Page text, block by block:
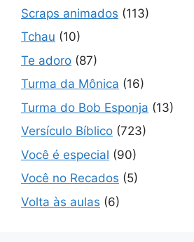
Scraps animados (113)
Tchau (10)
Te adoro (87)
Turma da Mônica (16)
Turma do Bob Esponja (13)
Versículo Bíblico (723)
Você é especial (90)
Você no Recados (5)
Volta às aulas (6)